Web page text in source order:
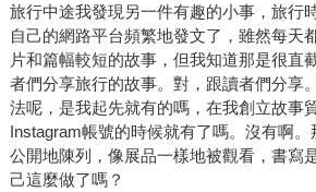
旅行中途我發現另一件有趣的小事，旅行
自己的網路平台頻繁地發文了，雖然每天
片和篇幅較短的故事，但我知道那是很直
者們分享旅行的故事。對，跟讀者們分享
法呢，是我起先就有的嗎，在我創立故事
Instagram帳號的時候就有了嗎。沒有啊
公開地陳列，像展品一樣地被觀看，書寫
己這麼做了嗎？